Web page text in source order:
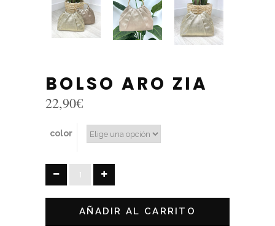
BOLSO ARO ZIA
22,90€
color
BOLSO
ARO
AÑADIR AL CARRITO